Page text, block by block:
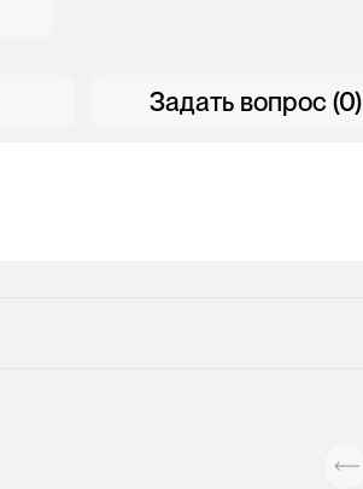
Задать вопрос (0)